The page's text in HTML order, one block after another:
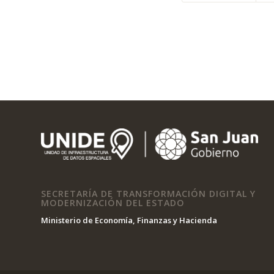
SECRETARÍA DE TRANSFORMACIÓN DIGITAL Y
MODERNIZACIÓN DEL ESTADO
Ministerio de Economía, Finanzas y Hacienda